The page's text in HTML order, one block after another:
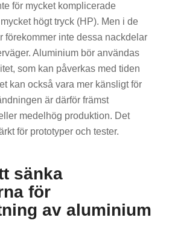
för mycket komplicerade
högt tryck (HP). Men i de
förekommer inte dessa nackdelar
Aluminium bör användas
som kan påverkas med tiden
kan också vara mer känsligt för
är därför främst
medelhög produktion. Det
för prototyper och tester.
sänka
för
av aluminium